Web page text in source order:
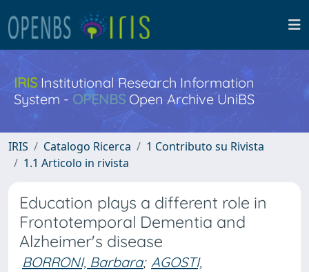
IRISInstitutional Research Information
System - OPENBS Open Archive UniBS
IRIS Catalogo Ricerca
1 Contributo su Rivista
1.1 Articolo in rivista
Education plays a different role in
Frontotemporal Dementia and
Alzheimer's disease
BORRONI, Barbara; AGOSTI,